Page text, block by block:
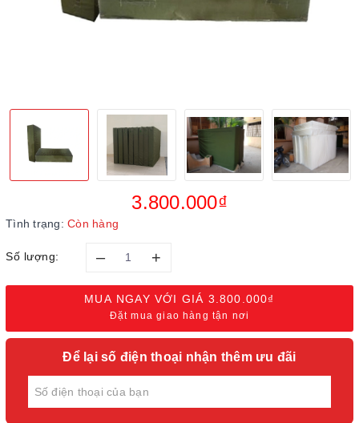
3.800.000₫
Tình trạng: Còn hàng
Số lượng: – +
MUA NGAY VỚI GIÁ 3.800.000₫
Đặt mua giao hàng tận nơi
Để lại số điện thoại nhận thêm ưu đãi